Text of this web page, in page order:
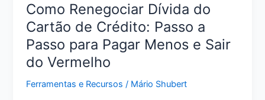
Tem
Score
Baixo:
O
Avaliar
Como Renegociar Dívida do
Cartão de Crédito: Passo a
Passo para Pagar Menos e Sair
do Vermelho
Ferramentas e Recursos / Mário Shubert